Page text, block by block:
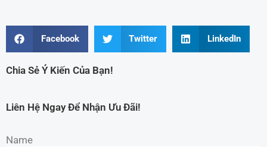
Facebook Twitter LinkedIn
Chia Sẻ Ý Kiến Của Bạn!
Liên Hệ Ngay Để Nhận Ưu Đãi!
Name